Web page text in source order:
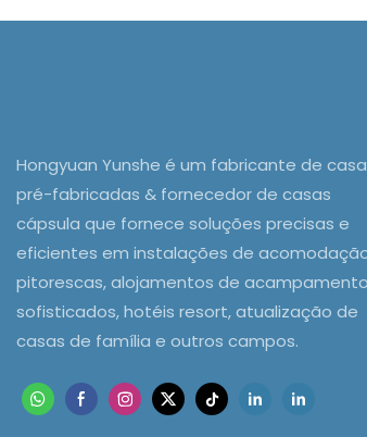
Hongyuan Yunshe é um fabricante de
pré-fabricadas & fornecedor de casas
cápsula que fornece soluções precisas e
eficientes em instalações de
pitorescas, alojamentos de acampamento
sofisticados, hotéis resort, atualização de
casas de família e outros campos.